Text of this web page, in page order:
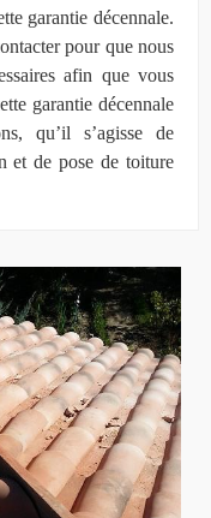
garantie décennale.
pour que nous
afin que vous
garantie décennale
qu’il s’agisse de
et de pose de toiture